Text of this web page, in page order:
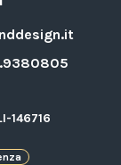
146716